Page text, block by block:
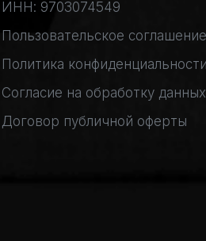
ИНН: 9703074549
Пользовательское соглашение
Политика конфиденциальности
Согласие на обработку данных
Договор публичной оферты